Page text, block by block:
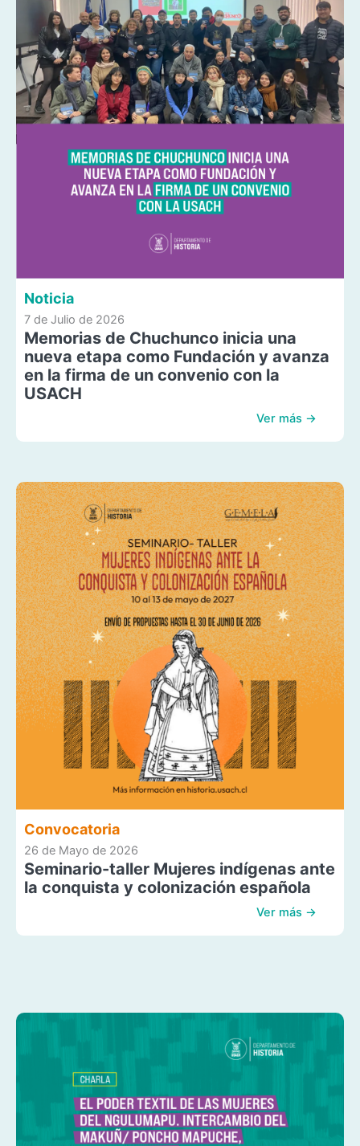
Noticia
7 de Julio de 2026
Memorias de Chuchunco inicia una
nueva etapa como Fundación y avanza
en la firma de un convenio con la
USACH
Ver más →
Convocatoria
26 de Mayo de 2026
Seminario-taller Mujeres indígenas ante
la conquista y colonización española
Ver más →